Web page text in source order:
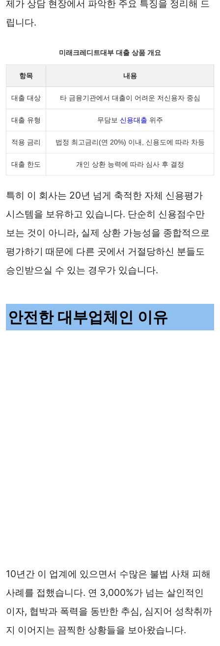
제가 상담 현장에서 파악한 주요 특징을 정리해 드
립니다.
미래크레디트대부 대출 상품 개요
항목 내용
대출 대상 타 금융기관에서 대출이 어려운 저신용자 중심
대출 유형 무담보 신용대출 위주
적용 금리 법정 최고금리(연 20%) 이내, 신용도에 따라 차등
대출 한도 개인 상환 능력에 따라 심사 후 결정
특히 이 회사는 20년 넘게 축적한 자체 신용평가
시스템을 보유하고 있습니다. 단순히 신용점수만
보는 것이 아니라, 실제 상환 가능성을 종합적으로
평가하기 때문에 다른 곳에서 거절당하신 분들도
승인받으실 수 있는 경우가 있습니다.
안전한 대부업체인 이유
10년간 이 업계에 있으면서 수많은 불법 사채 피해
사례를 접했습니다. 연 3,000%가 넘는 살인적인
이자, 협박과 폭력을 동반한 추심, 심지어 성착취까
지 이어지는 끔찍한 상황들을 보아왔습니다.